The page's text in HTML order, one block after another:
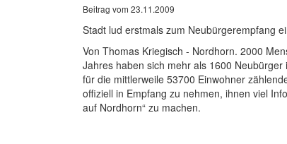
Beitrag vom 23.11.2009
Stadt lud erstmals zum Neubürgerempfang
Von Thomas Kriegisch - Nordhorn. 2000
Jahres haben sich mehr als 1600
für die mittlerweile 53700 Einwohner
offiziell in Empfang zu nehmen, ihnen viel
auf Nordhorn“ zu machen.